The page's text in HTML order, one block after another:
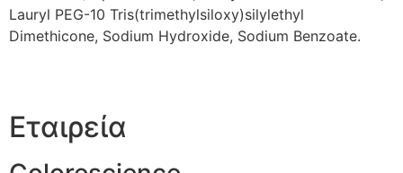
Lauryl PEG-10 Tris(trimethylsiloxy)silylethyl
Dimethicone, Sodium Hydroxide, Sodium Benzoate.
Εταιρεία